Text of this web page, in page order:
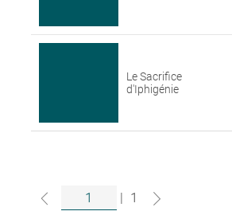
Le Sacrifice
d'Iphigénie
| 1